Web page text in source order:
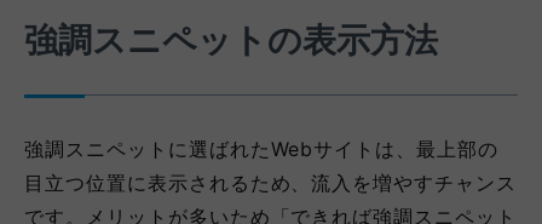
強調スニペットの表示方法
強調スニペットに選ばれたWebサイトは、最上部の
目立つ位置に表示されるため、流入を増やすチャンス
です。メリットが多いため「できれば強調スニペット